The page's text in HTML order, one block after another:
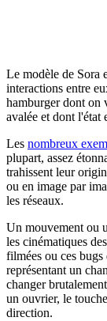
Le modèle de Sora
interactions entre
hamburger dont on
avalée et dont l'état
Les nombreux
plupart, assez
trahissent leur
ou en image par
les réseaux.
Un mouvement ou
les cinématiques
filmées ou ces
représentant un
changer
un ouvrier, le
direction.